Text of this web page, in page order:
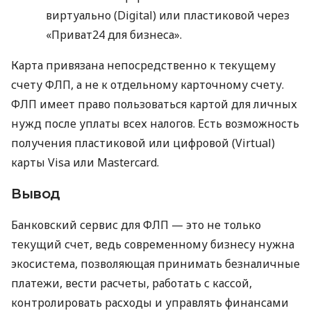
виртуально (Digital) или пластиковой через
«Приват24 для бизнеса».
Карта привязана непосредственно к текущему
счету ФЛП, а не к отдельному карточному счету.
ФЛП имеет право пользоваться картой для личных
нужд после уплаты всех налогов. Есть возможность
получения пластиковой или цифровой (Virtual)
карты Visa или Mastercard.
Вывод
Банковский сервис для ФЛП — это не только
текущий счет, ведь современному бизнесу нужна
экосистема, позволяющая принимать безналичные
платежи, вести расчеты, работать с кассой,
контролировать расходы и управлять финансами